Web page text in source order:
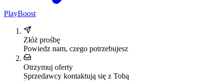
PlayBoost
Złóż prośbę
Powiedz nam, czego potrzebujesz
Otrzymuj oferty
Sprzedawcy kontaktują się z Tobą